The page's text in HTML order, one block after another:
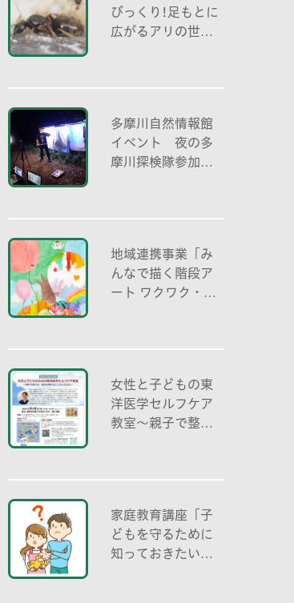
びっくり!足もとに
広がるアリの世界
多摩川自然情報館
イベント 夜の多
摩川探検隊参加者
地域連携事業「み
んなで描く階段ア
ート ワクワク・自
女性と子どもの東
洋医学セルフケア
教室～親子で整え
家庭教育講座「子
どもを守るために
知っておきたいこ